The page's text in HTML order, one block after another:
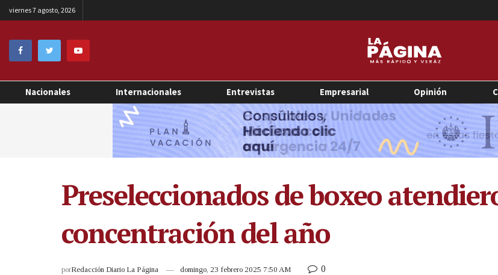
viernes 7 agosto, 2026
Nacionales Internacionales Entrevistas Empresarial Opinión
Preseleccionados de boxeo
concentración del año
porRedacción Diario La Página domingo, 23 febrero 2025 7:50 AM 0